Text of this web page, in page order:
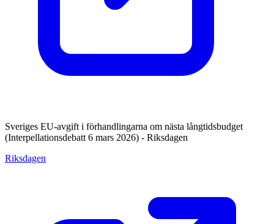
Sveriges EU-avgift i förhandlingarna om nästa långtidsbudget
(Interpellationsdebatt 6 mars 2026) - Riksdagen
Riksdagen